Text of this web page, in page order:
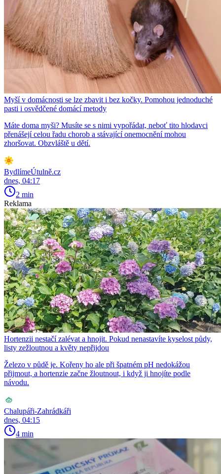
Myší v domácnosti se lze zbavit i bez kočky. Pomohou jednoduché
pasti i osvědčené domácí metody
Máte doma myši? Musíte se s nimi vypořádat, neboť tito hlodavci
přenášejí celou řadu chorob a stávající onemocnění mohou
zhoršovat. Obzvláště u dětí.
BydlímeÚtulně.cz
dnes, 04:17
2 min
Reklama
Hortenzii nestačí zalévat a hnojit. Pokud nenastavíte kyselost půdy,
listy zežloutnou a květy nepřijdou
Železo v půdě je. Kořeny ho ale při špatném pH nedokážou
přijmout, a hortenzie začne žloutnout, i když ji hnojíte podle
návodu.
Chalupáři-Zahrádkáři
dnes, 04:15
4 min